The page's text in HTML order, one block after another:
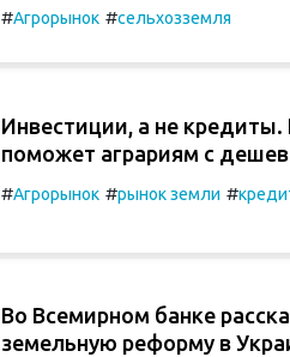
#Агрорынок #сельхозземля
Инвестиции, а не
поможет аграриям с
#Агрорынок #рынок земли #
Во Всемирном банке
земельную реформу в